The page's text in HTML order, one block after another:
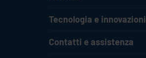
Tecnologia e innovazioni
Contatti e assistenza